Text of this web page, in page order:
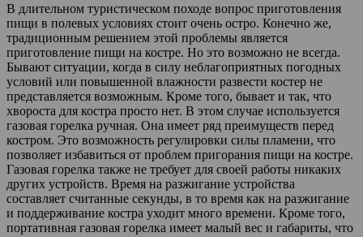
В длительном туристическом походе вопрос приготовления
пищи в полевых условиях стоит очень остро. Конечно же,
традиционным решением этой проблемы является
приготовление пищи на костре. Но это возможно не всегда.
Бывают ситуации, когда в силу неблагоприятных погодных
условий или повышенной влажности развести костер не
представляется возможным. Кроме того, бывает и так, что
хвороста для костра просто нет. В этом случае используется
газовая горелка ручная. Она имеет ряд преимуществ перед
костром. Это возможность регулировки силы пламени, что
позволяет избавиться от проблем пригорания пищи на костре.
Газовая горелка также не требует для своей работы никаких
других устройств. Время на разжигание устройства
составляет считанные секунды, в то время как на разжигание
и поддерживание костра уходит много времени. Кроме того,
портативная газовая горелка имеет малый вес и габариты, что